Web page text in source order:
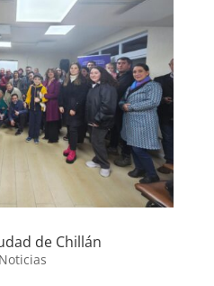
de Chillán
Noticias